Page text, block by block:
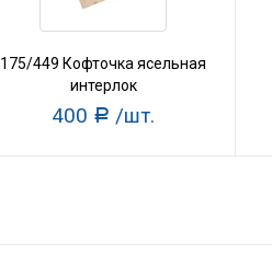
175/449 Кофточка ясельная
интерлок
400 Р /шт.